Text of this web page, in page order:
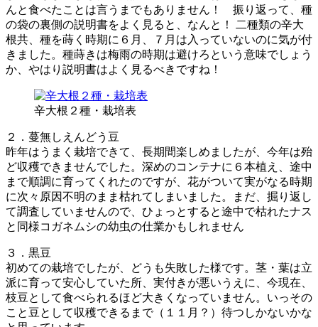
んと食べたことは言うまでもありません！ 振り返って、種
の袋の裏側の説明書をよく見ると、なんと！ 二種類の辛大
根共、種を蒔く時期に６月、７月は入っていないのに気が付
きました。種蒔きは梅雨の時期は避けろという意味でしょう
か、やはり説明書はよく見るべきですね！
辛大根２種・栽培表
２．蔓無しえんどう豆
昨年はうまく栽培できて、長期間楽しめましたが、今年は殆
ど収穫できませんでした。深めのコンテナに６本植え、途中
まで順調に育ってくれたのですが、花がついて実がなる時期
に次々原因不明のまま枯れてしまいました。まだ、掘り返し
て調査していませんので、ひょっとすると途中で枯れたナス
と同様コガネムシの幼虫の仕業かもしれません
３．黒豆
初めての栽培でしたが、どうも失敗した様です。茎・葉は立
派に育って安心していた所、実付きが悪いうえに、今現在、
枝豆として食べられるほど大きくなっていません。いっその
こと豆として収穫できるまで（１１月？）待つしかないかな